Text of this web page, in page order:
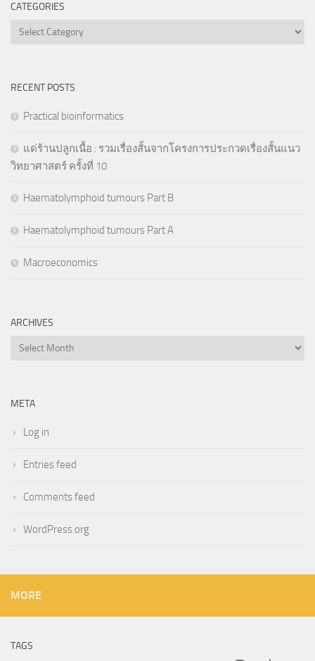
CATEGORIES
Categories
RECENT POSTS
Practical bioinformatics
แด่ร้านปลูกเนื้อ : รวมเรื่องสั้นจากโครงการประกวดเรื่องสั้นแนว
วิทยาศาสตร์ ครั้งที่ 10
Haematolymphoid tumours Part B
Haematolymphoid tumours Part A
Macroeconomics
ARCHIVES
Archives
META
Log in
Entries feed
Comments feed
WordPress.org
MORE
TAGS